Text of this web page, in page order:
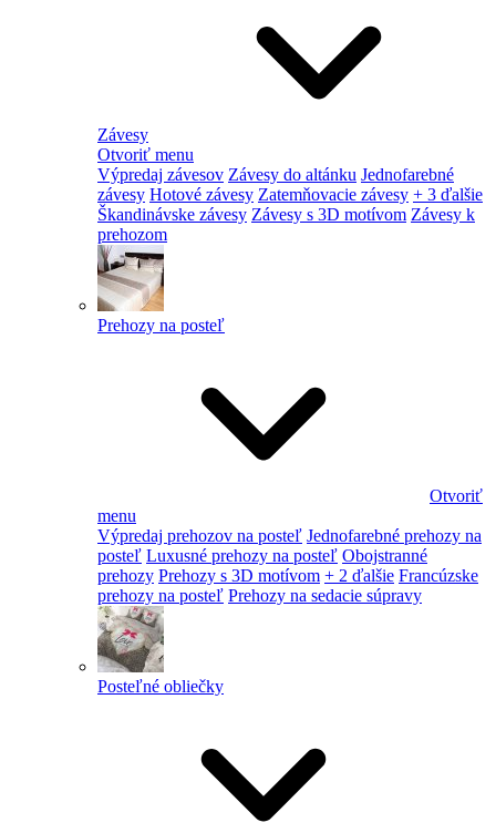
Závesy
Otvoriť menu
Výpredaj závesov Závesy do altánku Jednofarebné
závesy Hotové závesy Zatemňovacie závesy + 3 ďalšie
Škandinávske závesy Závesy s 3D motívom Závesy k
prehozom
Prehozy na posteľ
Otvoriť
menu
Výpredaj prehozov na posteľ Jednofarebné prehozy na
posteľ Luxusné prehozy na posteľ Obojstranné
prehozy Prehozy s 3D motívom + 2 ďalšie Francúzske
prehozy na posteľ Prehozy na sedacie súpravy
Posteľné obliečky